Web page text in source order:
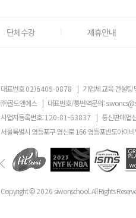
단체수강 제휴안내
대표번호02)6409-0878 | 기업체 교육 컨설팅
㈜골드앤에스 | 대표번호/통번역문의:
사업자등록번호:120-81-63837 | 통신판매업
서울특별시 영등포구 영신로 166 영등포반도아이
Copyright ©2026 siwonschool. All Rights